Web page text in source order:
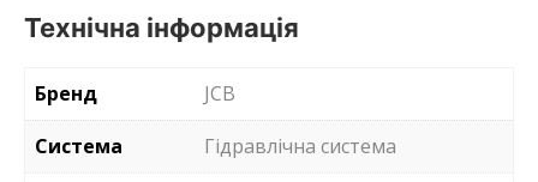
Технічна інформація
Бренд
JCB
Система
Гідравлічна система